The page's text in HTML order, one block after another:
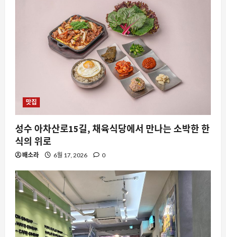
맛집
성수 아차산로15길, 채육식당에서 만나는 소박한 한
식의 위로
배소라 6월 17, 2026 0
스팀
스팀에서 ‘Absolute Cinema’가 주목받
8월 9, 2026
3
변수를 줄인다는 성공공식 jpg가 자유게
시판을 뜨겁게 만든 이유
8월 9, 2026 0